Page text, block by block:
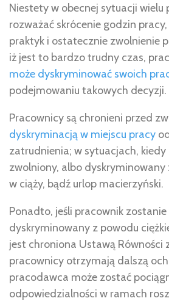
Niestety w obecnej sytuacji
rozważać skrócenie godzin
praktyk i ostatecznie zwolnienie
iż jest to bardzo trudny czas,
może dyskryminować swoich
podejmowaniu takowych decyzji.
Pracownicy są chronieni przed
dyskryminacją w miejscu pracy
zatrudnienia; w sytuacjach, kiedy
zwolniony, albo dyskryminowany
w ciąży, bądź urlop macierzyński.
Ponadto, jeśli pracownik
dyskryminowany z powodu
jest chroniona Ustawą Równości
pracownicy otrzymają dalszą
pracodawca może zostać
odpowiedzialności w ramach